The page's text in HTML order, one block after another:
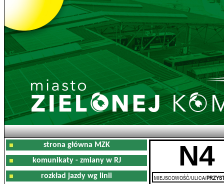
strona główna MZK
komunikaty - zmiany w RJ
rozkład jazdy wg linii
N4
MIEJSCOWOŚĆ/ULICA/